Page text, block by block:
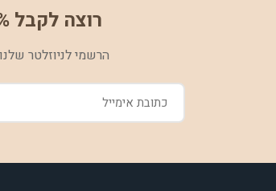
רוצה לקבל 5% הנחה במתנה?
הרשמי לניוזלטר